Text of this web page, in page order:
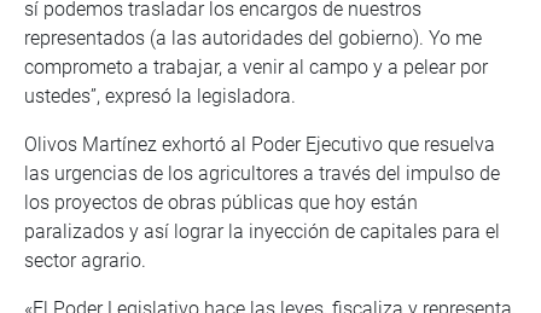
sí podemos trasladar los encargos de nuestros
representados (a las autoridades del gobierno). Yo me
comprometo a trabajar, a venir al campo y a pelear por
ustedes”, expresó la legisladora.
Olivos Martínez exhortó al Poder Ejecutivo que resuelva
las urgencias de los agricultores a través del impulso de
los proyectos de obras públicas que hoy están
paralizados y así lograr la inyección de capitales para el
sector agrario.
«El Poder Legislativo hace las leyes, fiscaliza y representa.